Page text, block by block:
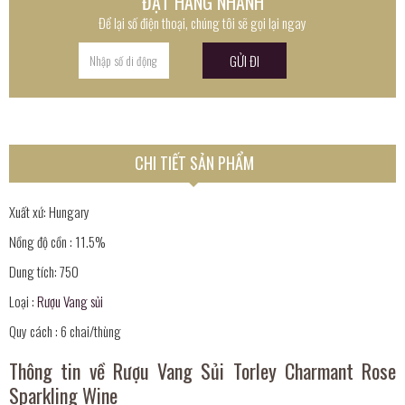
Để lại số điện thoại, chúng tôi sẽ gọi lại ngay
CHI TIẾT SẢN PHẨM
Xuất xứ: Hungary
Nồng độ cồn : 11.5%
Dung tích: 750
Loại :Rượu Vang sủi
Quy cách : 6 chai/thùng
Thông tin về Rượu Vang Sủi Torley Charmant Rose
Sparkling Wine